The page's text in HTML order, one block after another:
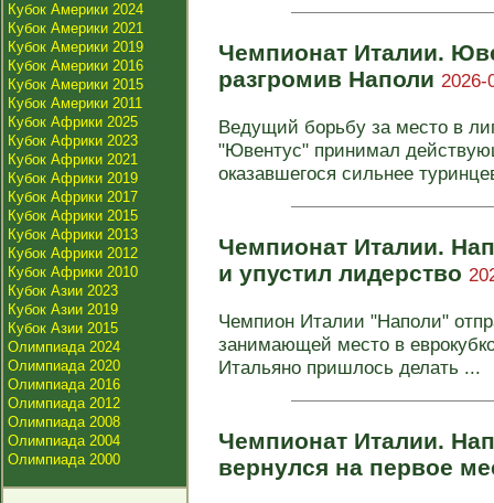
Кубок Америки 2024
Кубок Америки 2021
Кубок Америки 2019
Кубок Америки 2016
Кубок Америки 2015
Кубок Америки 2011
Кубок Африки 2025
Кубок Африки 2023
Кубок Африки 2021
Кубок Африки 2019
Кубок Африки 2017
Кубок Африки 2015
Кубок Африки 2013
Кубок Африки 2012
Кубок Африки 2010
Кубок Азии 2023
Кубок Азии 2019
Кубок Азии 2015
Олимпиада 2024
Олимпиада 2020
Олимпиада 2016
Олимпиада 2012
Олимпиада 2008
Олимпиада 2004
Олимпиада 2000
Чемпионат Италии.
разгромив Наполи 2026-
Ведущий борьбу за место в
"Ювентус" принимал
оказавшегося сильнее
Чемпионат Италии.
и упустил лидерство
Чемпион Италии "Наполи"
занимающей место в
Итальяно пришлось делать ...
Чемпионат Италии.
вернулся на первое